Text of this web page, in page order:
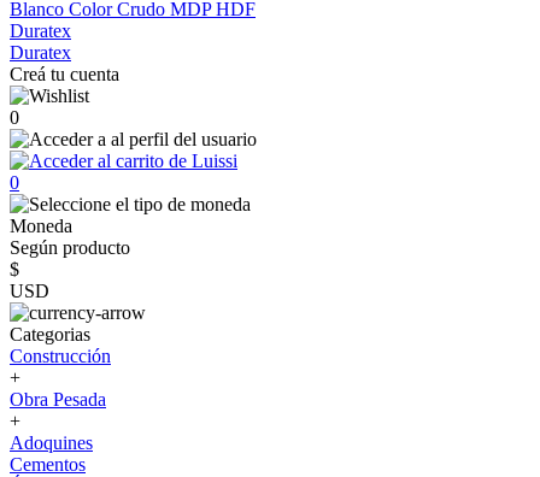
Blanco ColorCrudo MDPHDF
Duratex
Duratex
Creá tu cuenta
0
0
Moneda
Según producto
$
USD
Categorias
Construcción
+
Obra Pesada
+
Adoquines
Cementos